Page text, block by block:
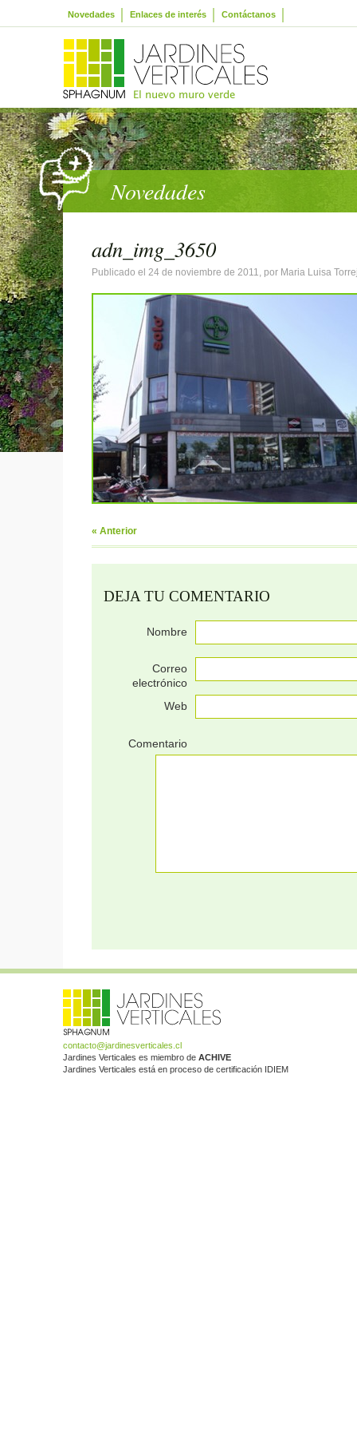
Novedades Enlaces de interés Contáctanos
Novedades
adn_img_3650
Publicado el 24 de noviembre de 2011, por Maria Luisa
« Anterior
DEJA TU COMENTARIO
Nombre
Correo
electrónico
Web
Comentario
contacto@jardinesverticales.cl
Jardines Verticales es miembro de ACHIVE
Jardines Verticales está en proceso de certificación IDIEM